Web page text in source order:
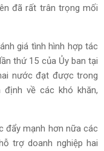
đã rất trân trọng mối
giá tình hình hợp tác
thứ 15 của Ủy ban tại
nước đạt được trong
về các khó khăn,
đẩy mạnh hơn nữa các
trợ doanh nghiệp hai